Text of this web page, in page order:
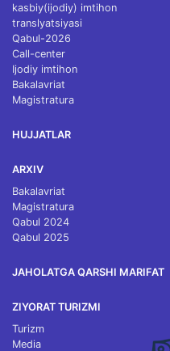
kasbiy(ijodiy) imtihon
translyatsiyasi
Qabul-2026
Call-center
Ijodiy imtihon
Bakalavriat
Magistratura
HUJJATLAR
ARXIV
Bakalavriat
Magistratura
Qabul 2024
Qabul 2025
JAHOLATGA QARSHI MARIFAT
ZIYORAT TURIZMI
Turizm
Media